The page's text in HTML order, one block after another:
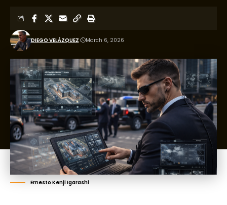
DIEGO VELÁZQUEZ March 6, 2026
Ernesto Kenji Igarashi